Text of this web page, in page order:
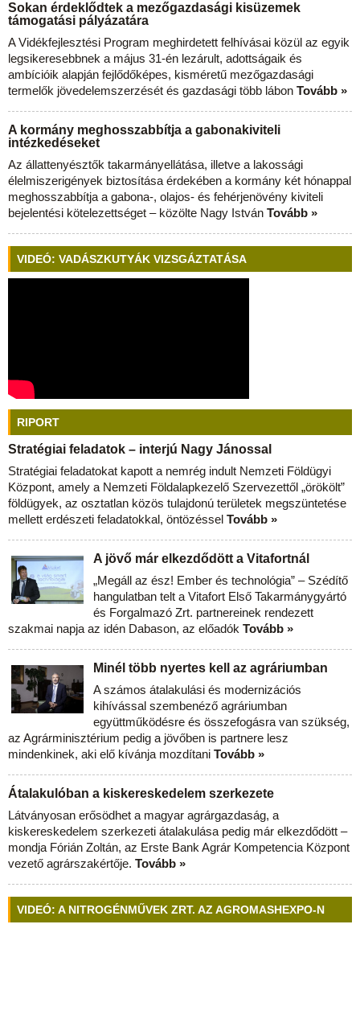
Sokan érdeklődtek a mezőgazdasági kisüzemek
támogatási pályázatára
A Vidékfejlesztési Program meghirdetett felhívásai közül az egyik
legsikeresebbnek a május 31-én lezárult, adottságaik és
ambícióik alapján fejlődőképes, kisméretű mezőgazdasági
termelők jövedelemszerzését és gazdasági több lábon Tovább »
A kormány meghosszabbítja a gabonakiviteli
intézkedéseket
Az állattenyésztők takarmányellátása, illetve a lakossági
élelmiszerigények biztosítása érdekében a kormány két hónappal
meghosszabbítja a gabona-, olajos- és fehérjenövény kiviteli
bejelentési kötelezettséget – közölte Nagy István Tovább »
VIDEÓ: VADÁSZKUTYÁK VIZSGÁZTATÁSA
RIPORT
Stratégiai feladatok – interjú Nagy Jánossal
Stratégiai feladatokat kapott a nemrég indult Nemzeti Földügyi
Központ, amely a Nemzeti Földalapkezelő Szervezettől „örökölt”
földügyek, az osztatlan közös tulajdonú területek megszüntetése
mellett erdészeti feladatokkal, öntözéssel Tovább »
A jövő már elkezdődött a Vitafortnál
„Megáll az ész! Ember és technológia” – Szédítő
hangulatban telt a Vitafort Első Takarmánygyártó
és Forgalmazó Zrt. partnereinek rendezett
szakmai napja az idén Dabason, az előadók Tovább »
Minél több nyertes kell az agráriumban
A számos átalakulási és modernizációs
kihívással szembenéző agráriumban
együttműködésre és összefogásra van szükség,
az Agrárminisztérium pedig a jövőben is partnere lesz
mindenkinek, aki elő kívánja mozdítani Tovább »
Átalakulóban a kiskereskedelem szerkezete
Látványosan erősödhet a magyar agrárgazdaság, a
kiskereskedelem szerkezeti átalakulása pedig már elkezdődött –
mondja Fórián Zoltán, az Erste Bank Agrár Kompetencia Központ
vezető agrárszakértője. Tovább »
VIDEÓ: A NITROGÉNMŰVEK ZRT. AZ AGROMASHEXPO-N